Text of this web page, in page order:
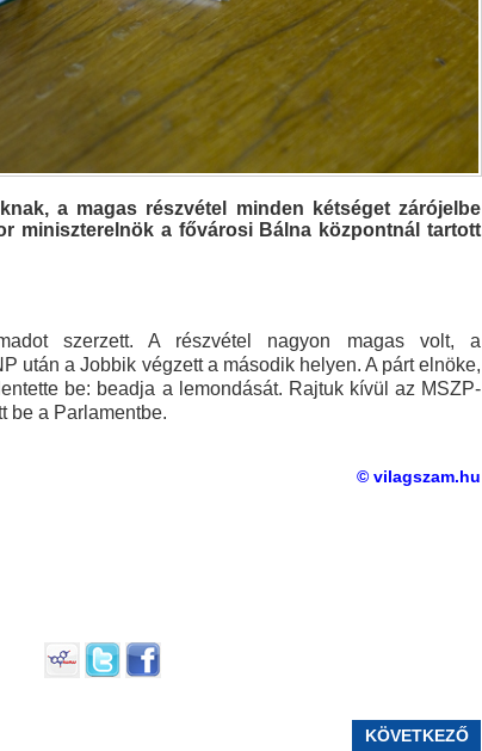
a magas részvétel minden kétséget zárójelbe
miniszterelnök a fővárosi Bálna központnál tartott
szerzett. A részvétel nagyon magas volt, a
után a Jobbik végzett a második helyen. A párt elnöke,
be: beadja a lemondását. Rajtuk kívül az MSZP-
be a Parlamentbe.
© vilagszam.hu
KÖVETKEZŐ